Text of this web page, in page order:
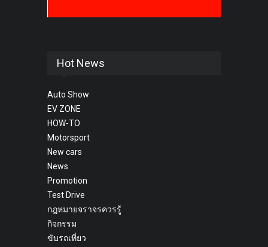
Hot News
Auto Show
EV ZONE
HOW-TO
Motorsport
New cars
News
Promotion
Test Drive
กฎหมายจราจรควรรู้
กิจกรรม
ขับรถเที่ยว